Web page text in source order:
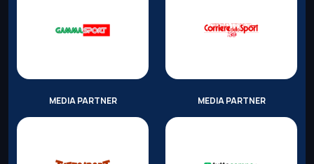
MEDIA PARTNER MEDIA PARTNER